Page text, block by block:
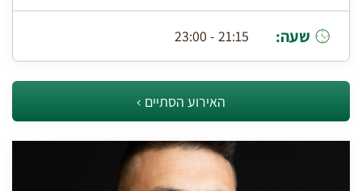
שעה: 21:15 - 23:00
האירוע הסתיים